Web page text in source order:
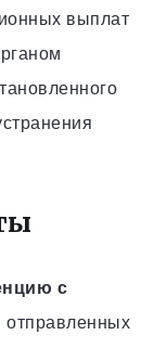
выплат
с
отправленных